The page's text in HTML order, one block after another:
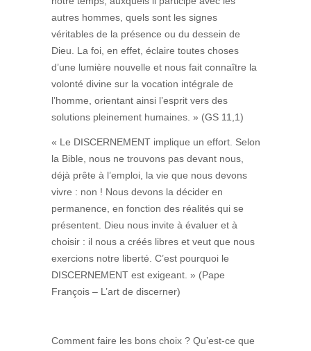
autres hommes, quels sont les signes
véritables de la présence ou du dessein de
Dieu. La foi, en effet, éclaire toutes choses
d’une lumière nouvelle et nous fait connaître la
volonté divine sur la vocation intégrale de
l’homme, orientant ainsi l’esprit vers des
solutions pleinement humaines. » (GS 11,1)
« Le DISCERNEMENT implique un effort. Selon
la Bible, nous ne trouvons pas devant nous,
déjà prête à l’emploi, la vie que nous devons
vivre : non ! Nous devons la décider en
permanence, en fonction des réalités qui se
présentent. Dieu nous invite à évaluer et à
choisir : il nous a créés libres et veut que nous
exercions notre liberté. C’est pourquoi le
DISCERNEMENT est exigeant. » (Pape
François – L’art de discerner)
Comment faire les bons choix ? Qu’est-ce que